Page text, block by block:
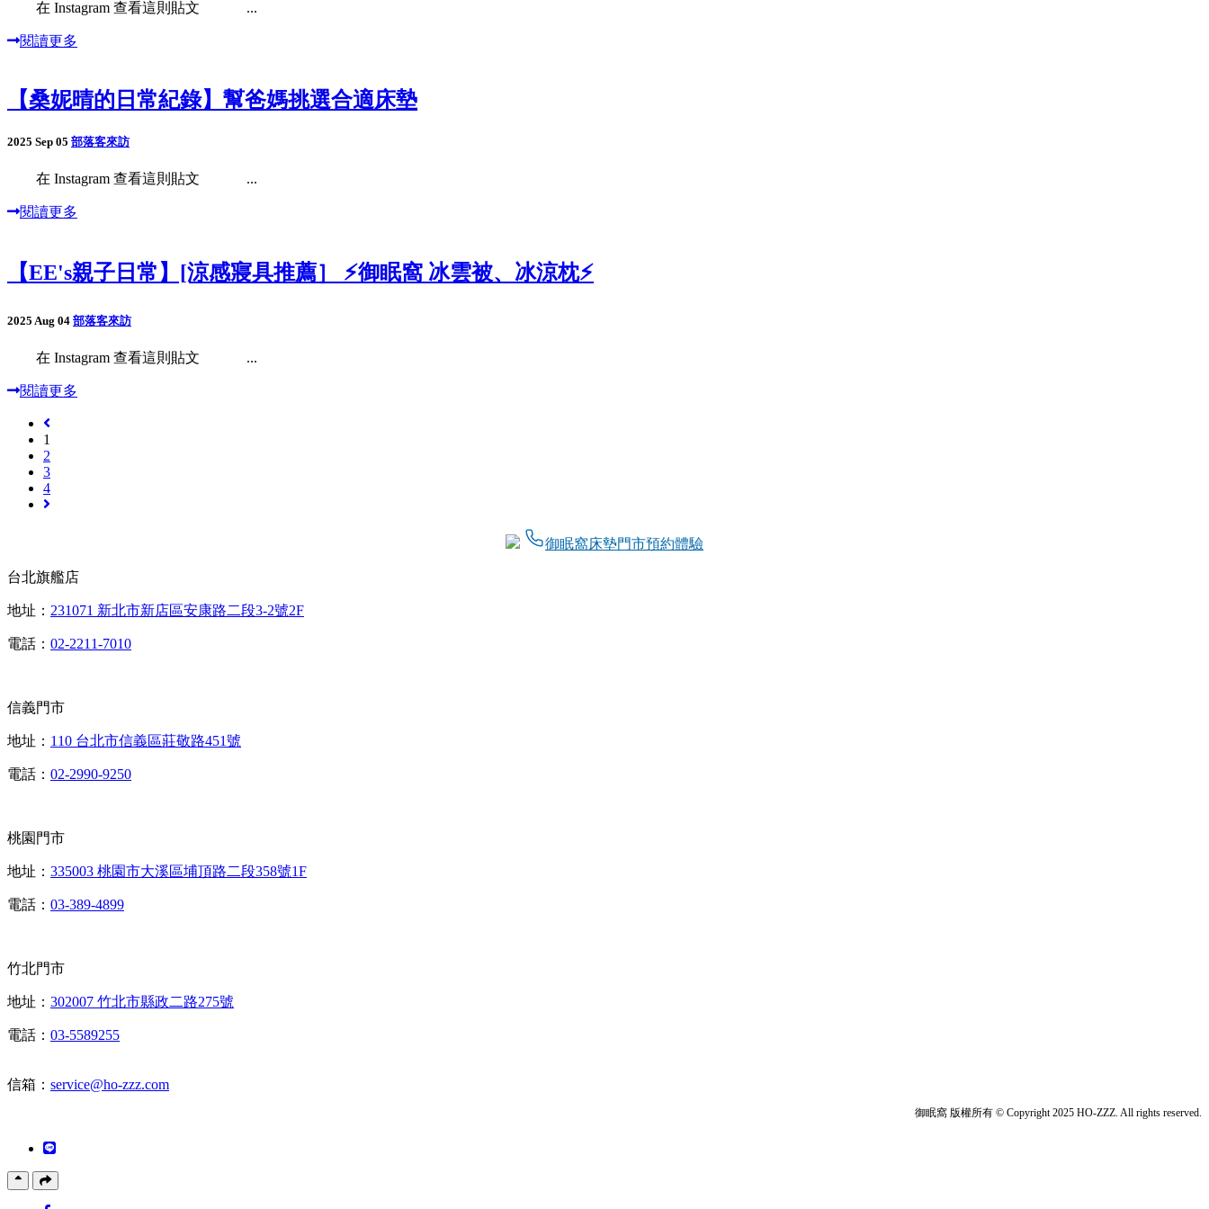
在 Instagram 查看這則貼文 ...
閱讀更多
【桑妮晴的日常紀錄】幫爸媽挑選合適床墊
2025 Sep 05 部落客來訪
在 Instagram 查看這則貼文 ...
閱讀更多
【EE's親子日常】[涼感寢具推薦］ ⚡️御眠窩 冰雲被、冰涼枕⚡️
2025 Aug 04 部落客來訪
在 Instagram 查看這則貼文 ...
閱讀更多
1
2
3
4
御眠窩床墊門市預約體驗
台北旗艦店
地址： 231071 新北市新店區安康路二段3-2號2F
電話： 02-2211-7010
信義門市
地址： 110 台北市信義區莊敬路451號
電話： 02-2990-9250
桃園門市
地址： 335003 桃園市大溪區埔頂路二段358號1F
電話： 03-389-4899
竹北門市
地址： 302007 竹北市縣政二路275號
電話： 03-5589255
信箱： service@ho-zzz.com
御眠窩 版權所有 © Copyright 2025 HO-ZZZ. All rights reserved.